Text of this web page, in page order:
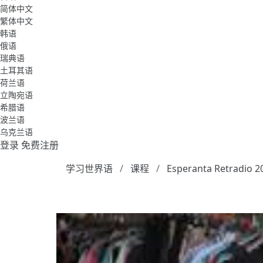
简体中文
繁体中文
韩语
俄语
瑞典语
土耳其语
荷兰语
立陶宛语
希腊语
波兰语
乌克兰语
登录 免费注册
学习世界语
课程 Esperanta Retradio